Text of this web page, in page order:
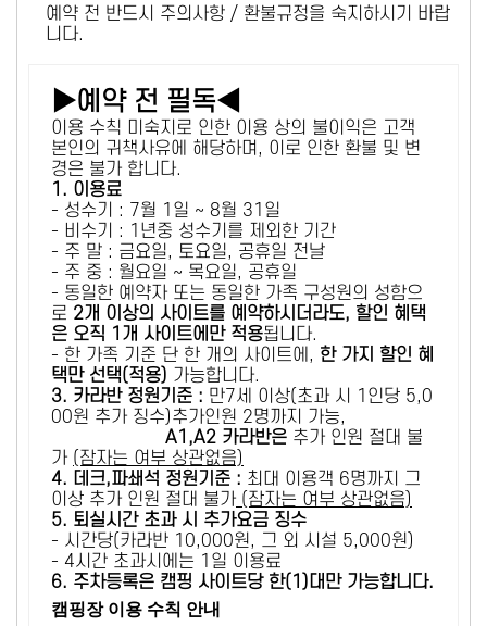
예약 전 반드시 주의사항 / 환불규정을 숙지하시기 바랍
니다.
▶예약 전 필독◀
이용 수칙 미숙지로 인한 이용 상의 불이익은 고객
본인의 귀책사유에 해당하며, 이로 인한 환불 및 변
경은 불가 합니다.
1. 이용료
- 성수기 : 7월 1일 ~ 8월 31일
- 비수기 : 1년중 성수기를 제외한 기간
- 주 말 : 금요일, 토요일, 공휴일 전날
- 주 중 : 월요일 ~ 목요일, 공휴일
- 동일한 예약자 또는 동일한 가족 구성원의 성함으
로 2개 이상의 사이트를 예약하시더라도, 할인 혜택
은 오직 1개 사이트에만 적용됩니다.
- 한 가족 기준 단 한 개의 사이트에, 한 가지 할인 혜
택만 선택(적용) 가능합니다.
3. 카라반 정원기준 : 만7세 이상(초과 시 1인당 5,0
00원 추가 징수)추가인원 2명까지 가능,
A1,A2 카라반은 추가 인원 절대 불
가 (잠자는 여부 상관없음)
4. 데크,파쇄석 정원기준 : ​최대 이용객 6명까지 그
이상 추가 인원 절대 불가 (잠자는 여부 상관없음)
5. 퇴실시간 초과 시 추가요금 징수
- 시간당(카라반 10,000원, 그 외 시설 5,000원)
- 4시간 초과시에는 1일 이용료
6. 주차등록은 캠핑 사이트당 한(1)대만 가능합니다.
캠핑장 이용 수칙 안내